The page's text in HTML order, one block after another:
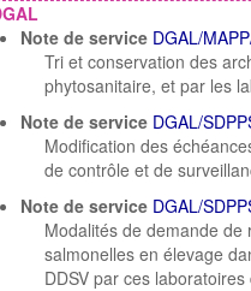
Note de service DGAL/
Tri et conservation des
phytosanitaire, et par les
Note de service DGAL/
Modification des
de contrôle et de
Note de service DGAL/
Modalités de demande
salmonelles en élevage
DDSV par ces